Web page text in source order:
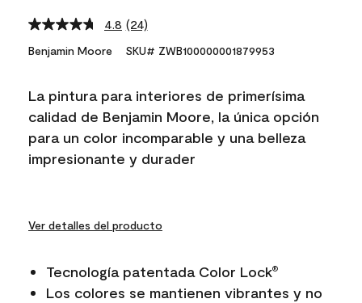
4.8 Read
24
Reviews.
link.
(24)
Benjamin Moore SKU# ZWB100000001879953
La pintura para interiores de primerísima
calidad de Benjamin Moore, la única opción
para un color incomparable y una belleza
impresionante y durader
Ver detalles del producto
Tecnología patentada Color Lock®
Los colores se mantienen vibrantes y no